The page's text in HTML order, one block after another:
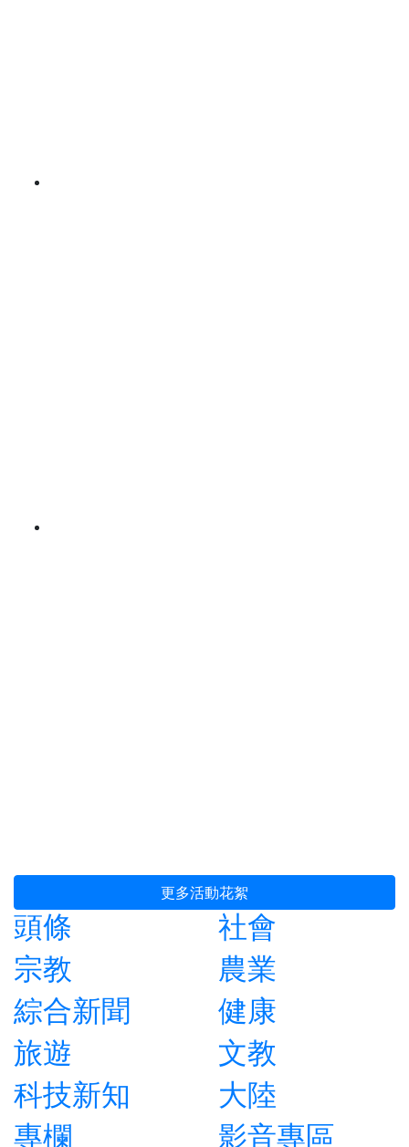
更多活動花絮
頭條
社會
宗教
農業
綜合新聞
健康
旅遊
文教
科技新知
大陸
專欄
影音專區